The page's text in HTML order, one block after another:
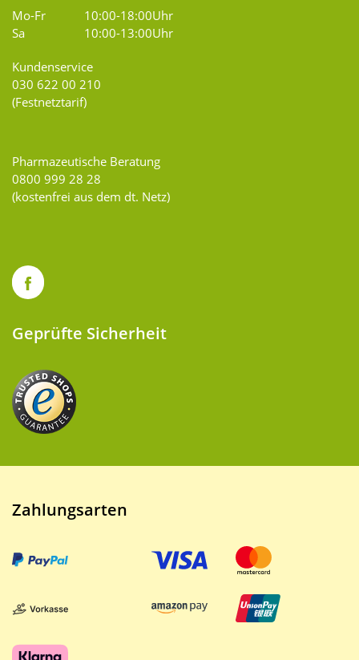
Mo-Fr
10:00-18:00Uhr
Sa
10:00-13:00Uhr
Kundenservice
030 622 00 210
(Festnetztarif)
Pharmazeutische Beratung
0800 999 28 28
(kostenfrei aus dem dt. Netz)
Geprüfte Sicherheit
Zahlungsarten